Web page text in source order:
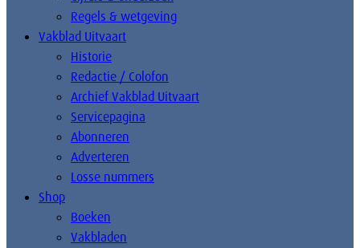
Regels & wetgeving
Vakblad Uitvaart
Historie
Redactie / Colofon
Archief Vakblad Uitvaart
Servicepagina
Abonneren
Adverteren
Losse nummers
Shop
Boeken
Vakbladen